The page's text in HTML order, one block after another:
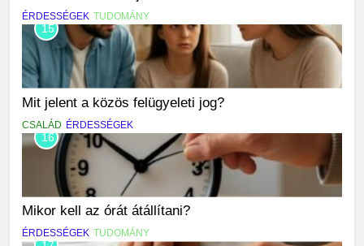
ÉRDESSÉGEK TUDOMÁNY
15
Mit jelent a közös felügyeleti jog?
CSALÁD ÉRDESSÉGEK
16
Mikor kell az órát átállítani?
ÉRDESSÉGEK TUDOMÁNY